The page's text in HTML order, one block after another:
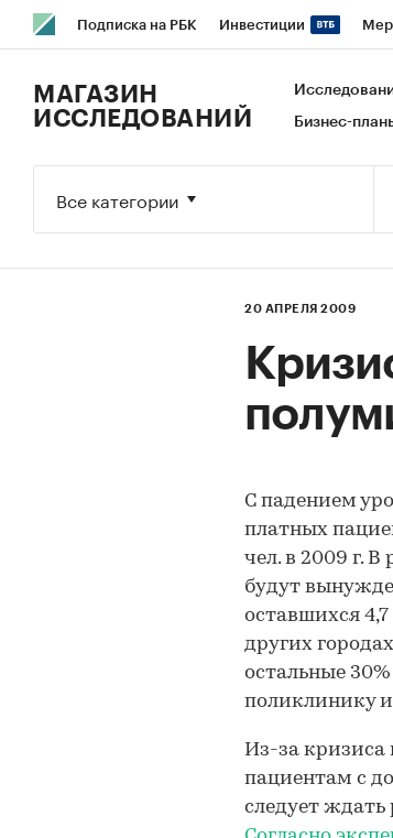
Подписка на РБК Инвестиции
Исследования Кредитные рейтинги
МАГАЗИН
ИССЛЕДОВАНИЙ
Бизнес-
Все категории
20 АПРЕЛЯ 2009
С падением
платных
чел. в 2009 г.
будут
оставшихся
других
остальные
поликлинику и
Из-за кризиса
пациентам с
следует ждать